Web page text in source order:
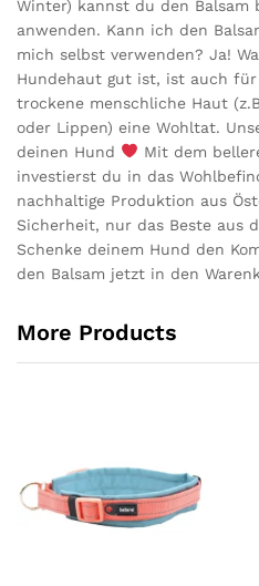
Winter) kannst du den Balsam
anwenden. Kann ich den
mich selbst verwenden? Ja!
Hundehaut gut ist, ist auch
trockene menschliche Haut
oder Lippen) eine Wohltat.
deinen Hund
Mit dem
investierst du in das
nachhaltige Produktion aus
Sicherheit, nur das Beste aus
Schenke deinem Hund den
den Balsam jetzt in den
More Products